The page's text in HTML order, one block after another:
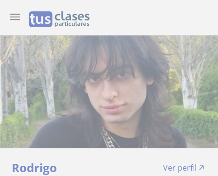
Rodrigo
Ver perfil